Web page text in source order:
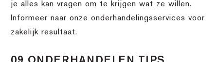
je alles kan vragen om te krijgen wat ze willen.
Informeer naar onze onderhandelingsservices voor
zakelijk resultaat.